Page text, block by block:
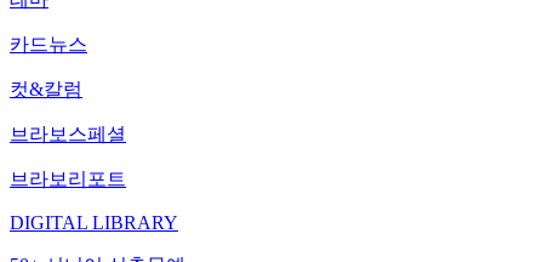
카드뉴스
컷&칼럼
브라보스페셜
브라보리포트
DIGITAL LIBRARY